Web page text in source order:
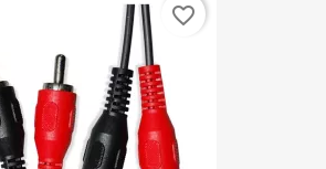
favorite_border